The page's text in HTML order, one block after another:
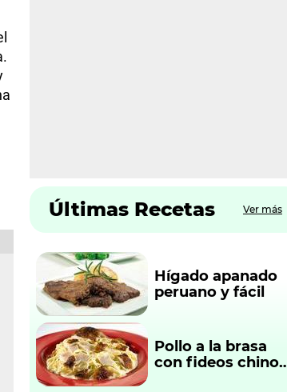
Últimas Recetas Ver más
Hígado apanado
peruano y fácil
Pollo a la brasa
con fideos chinos